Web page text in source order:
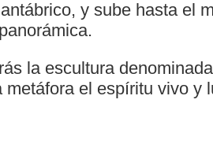
y sube hasta el
la escultura
metáfora el espíritu vivo y